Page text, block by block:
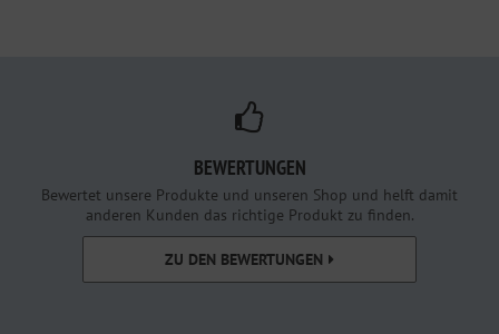
BEWERTUNGEN
Bewertet unsere Produkte und unseren Shop und helft damit
anderen Kunden das richtige Produkt zu finden.
ZU DEN BEWERTUNGEN